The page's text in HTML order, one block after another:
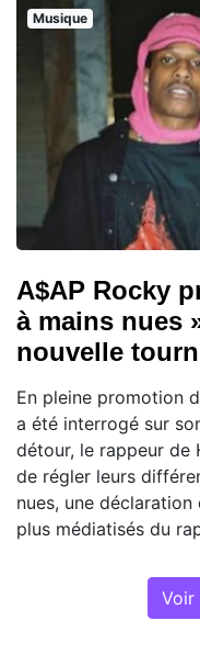
Musique
A$AP Rocky
à mains nues
nouvelle
En pleine promotion
a été interrogé sur
détour, le rappeur de
de régler leurs
nues, une
plus médiatisés du
Voir